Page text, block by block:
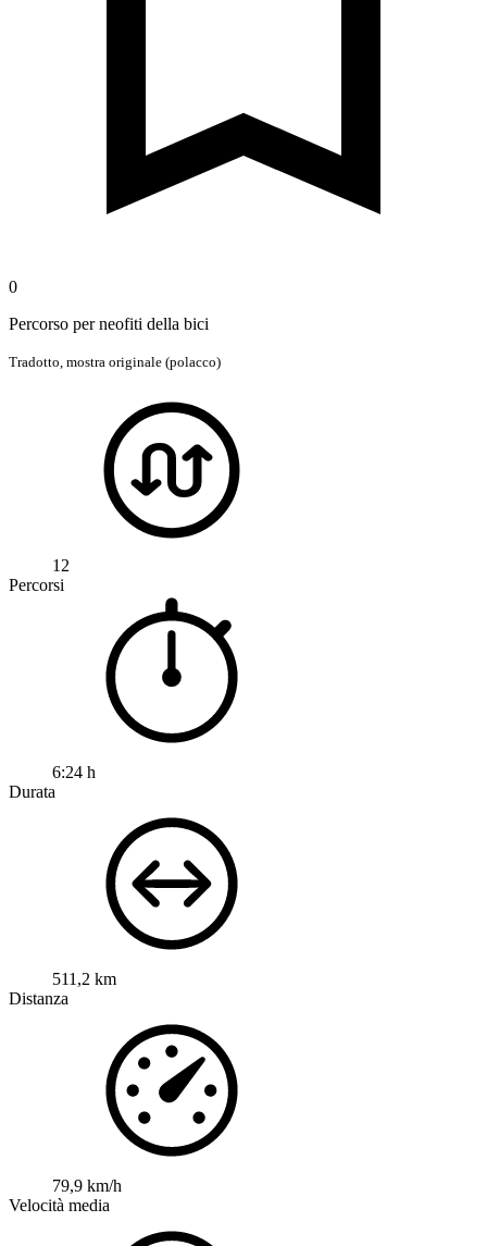
0
Percorso per neofiti della bici
Tradotto, mostra originale (polacco)
12
Percorsi
6:24 h
Durata
511,2 km
Distanza
79,9 km/h
Velocità media